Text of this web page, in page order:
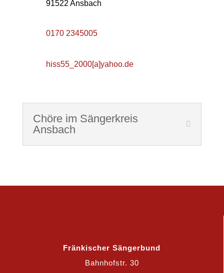
91522 Ansbach
0170 2345005
hiss55_2000[a]yahoo.de
Chöre im Sängerkreis
Ansbach
Fränkischer Sängerbund
Bahnhofstr. 30